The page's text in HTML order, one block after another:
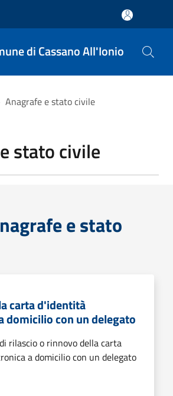
di Cassano All'Ionio
Anagrafe e stato civile
stato civile
e stato
carta d'identità
domicilio con un delegato
rilascio o rinnovo della carta
a domicilio con un delegato